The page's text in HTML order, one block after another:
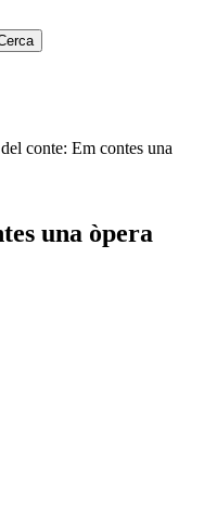
conte: Em contes una
una òpera